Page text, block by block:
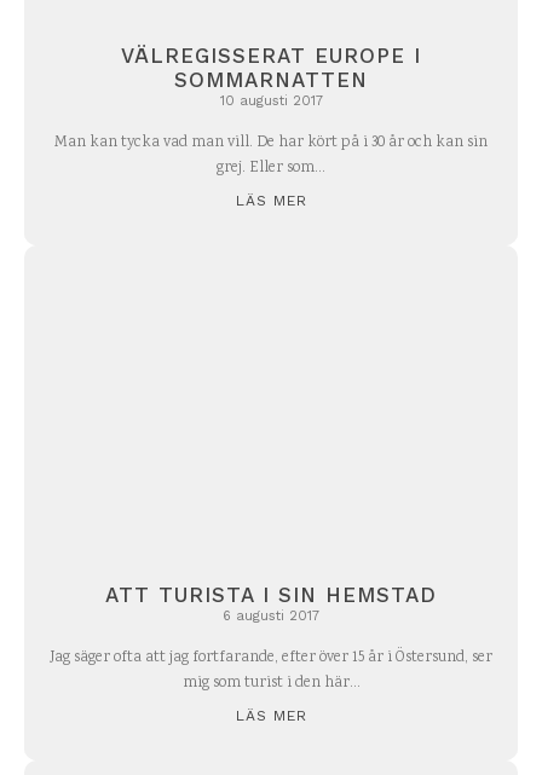
VÄLREGISSERAT EUROPE I
SOMMARNATTEN
10 augusti 2017
Man kan tycka vad man vill. De har kört på i 30 år och kan sin
grej. Eller som...
LÄS MER
ATT TURISTA I SIN HEMSTAD
6 augusti 2017
Jag säger ofta att jag fortfarande, efter över 15 år i Östersund, ser
mig som turist i den här...
LÄS MER